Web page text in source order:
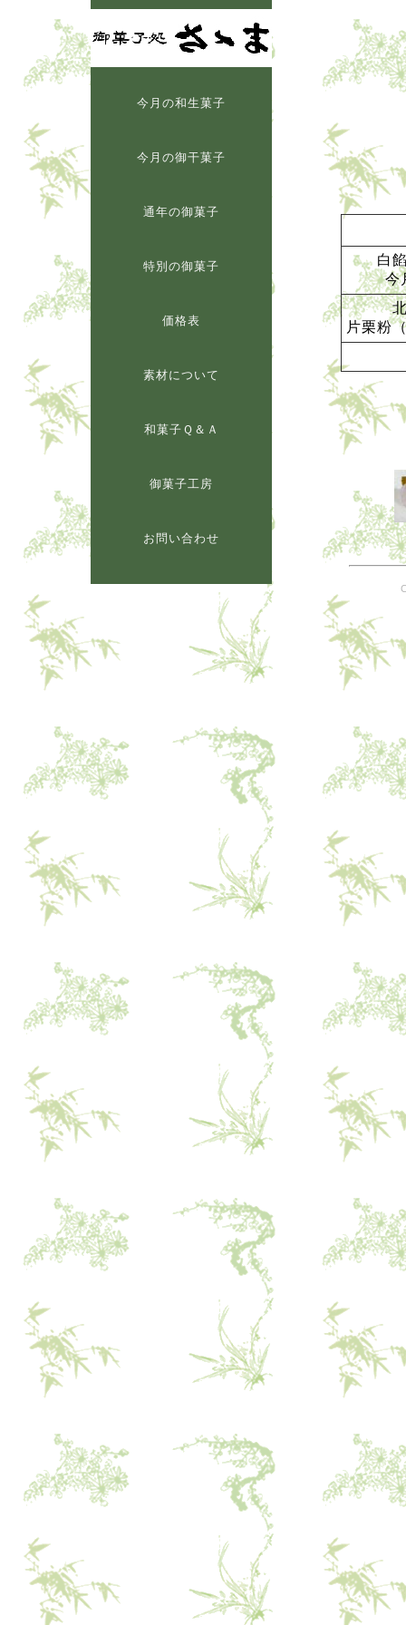
今月の和生菓子
今月の御干菓子
通年の御菓子
特別の御菓子
価格表
素材について
和菓子Ｑ＆Ａ
御菓子工房
お問い合わせ
白
今
片栗粉